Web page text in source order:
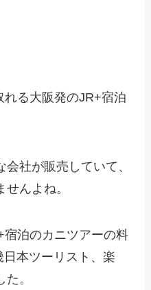
る大阪発のJR+宿泊
社が販売していて、
んよね。
泊のカニツアーの料
本ツーリスト、楽
。